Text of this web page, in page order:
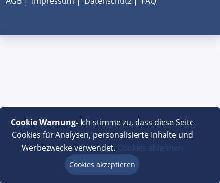
Cookie Warnung-Ich stimme zu, dass diese Seite
Cookies für Analysen, personalisierte Inhalte und
Werbezwecke verwendet. Cookies ablehnen
Cookies akzeptieren